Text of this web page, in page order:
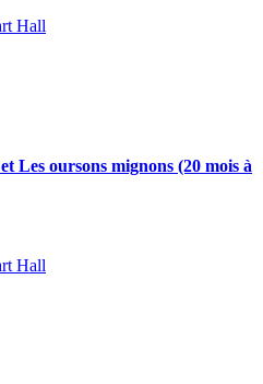
Hall
Les oursons mignons (20 mois à
Hall